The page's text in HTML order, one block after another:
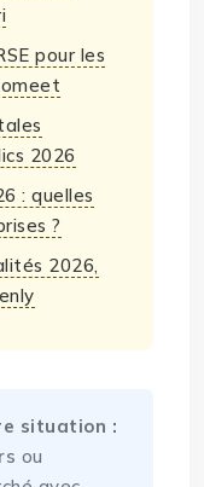
pour les
2026
: quelles
?
2026,
situation :
ou